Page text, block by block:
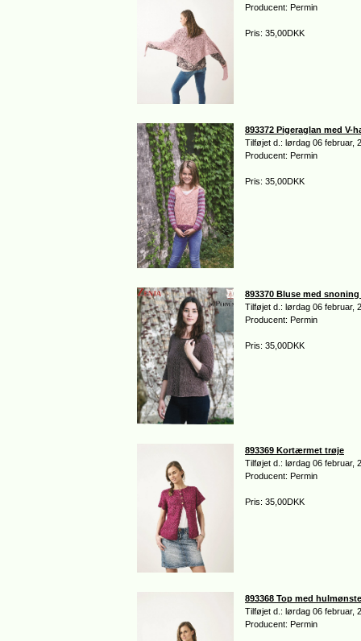
Producent: Permin
Pris: 35,00DKK
893372 Pigeraglan med V-
Tilføjet d.: lørdag 06 februar,
Producent: Permin
Pris: 35,00DKK
893370 Bluse med
Tilføjet d.: lørdag 06 februar,
Producent: Permin
Pris: 35,00DKK
893369 Kortærmet trøje
Tilføjet d.: lørdag 06 februar,
Producent: Permin
Pris: 35,00DKK
893368 Top med
Tilføjet d.: lørdag 06 februar,
Producent: Permin